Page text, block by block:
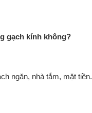
gạch kính không?
ngăn, nhà tắm, mặt tiền.